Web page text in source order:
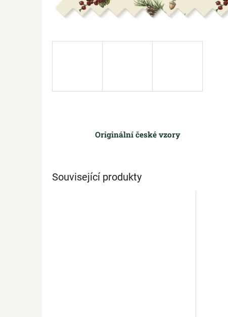
Originální české vzory
Související produkty